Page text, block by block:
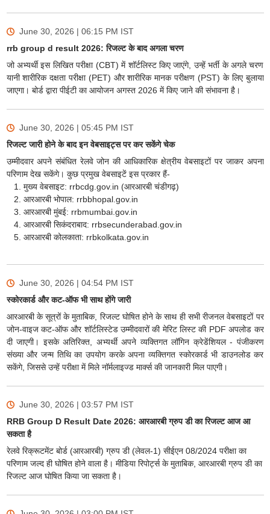
June 30, 2026 | 06:15 PM IST
rrb group d result 2026: रिजल्ट के बाद अगला चरण
जो अभ्यर्थी इस लिखित परीक्षा (CBT) में शॉर्टलिस्ट किए जाएंगे, उन्हें भर्ती के अगले चरण
यानी शारीरिक दक्षता परीक्षा (PET) और शारीरिक मानक परीक्षण (PST) के लिए बुलाया
जाएगा। बोर्ड द्वारा पीईटी का आयोजन अगस्त 2026 में किए जाने की संभावना है।
June 30, 2026 | 05:45 PM IST
रिजल्ट जारी होने के बाद इन वेबसाइट्स पर कर सकेंगे चेक
उम्मीदवार अपने संबंधित रेलवे जोन की आधिकारिक क्षेत्रीय वेबसाइटों पर जाकर अपना
परिणाम देख सकेंगे। कुछ प्रमुख वेबसाइटें इस प्रकार हैं-
मुख्य वेबसाइट: rrbcdg.gov.in (आरआरबी चंडीगढ़)
आरआरबी भोपाल: rrbbhopal.gov.in
आरआरबी मुंबई: rrbmumbai.gov.in
आरआरबी सिकंदराबाद: rrbsecunderabad.gov.in
आरआरबी कोलकाता: rrbkolkata.gov.in
June 30, 2026 | 04:54 PM IST
स्कोरकार्ड और कट-ऑफ भी साथ होंगे जारी
आरआरबी के सूत्रों के मुताबिक, रिजल्ट घोषित होने के साथ ही सभी रीजनल वेबसाइटों पर
जोन-वाइज कट-ऑफ और शॉर्टलिस्टेड उम्मीदवारों की मेरिट लिस्ट की PDF अपलोड कर
दी जाएगी। इसके अतिरिक्त, अभ्यर्थी अपने व्यक्तिगत लॉगिन क्रेडेंशियल - पंजीकरण
संख्या और जन्म तिथि का उपयोग करके अपना व्यक्तिगत स्कोरकार्ड भी डाउनलोड कर
सकेंगे, जिससे उन्हें परीक्षा में मिले नॉर्मलाइज्ड मार्क्स की जानकारी मिल पाएगी।
June 30, 2026 | 03:57 PM IST
RRB Group D Result Date 2026: आरआरबी ग्रुप डी का रिजल्ट आज आ
सकता है
रेलवे रिक्रूटमेंट बोर्ड (आरआरबी) ग्रुप डी (लेवल-1) सीईएन 08/2024 परीक्षा का
परिणाम जल्द ही घोषित होने वाला है। मीडिया रिपोर्ट्स के मुताबिक, आरआरबी ग्रुप डी का
रिजल्ट आज घोषित किया जा सकता है।